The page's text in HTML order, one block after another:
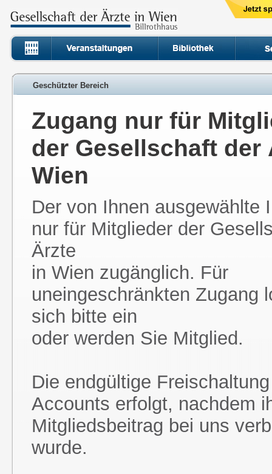
Geschützter Bereich
Zugang nur für
der Gesellschaft der
Wien
Der von Ihnen ausgewählte
nur für Mitglieder der
Ärzte
in Wien zugänglich. Für
uneingeschränkten Zugang
sich bitte ein
oder werden Sie Mitglied.
Die endgültige
Accounts erfolgt, nachdem
Mitgliedsbeitrag bei uns
wurde.